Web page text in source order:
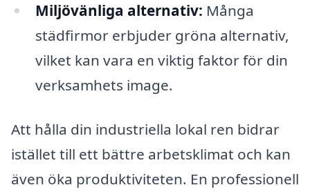
Miljövänliga alternativ: Många
städfirmor erbjuder gröna alternativ,
vilket kan vara en viktig faktor för din
verksamhets image.
Att hålla din industriella lokal ren bidrar
istället till ett bättre arbetsklimat och kan
även öka produktiviteten. En professionell